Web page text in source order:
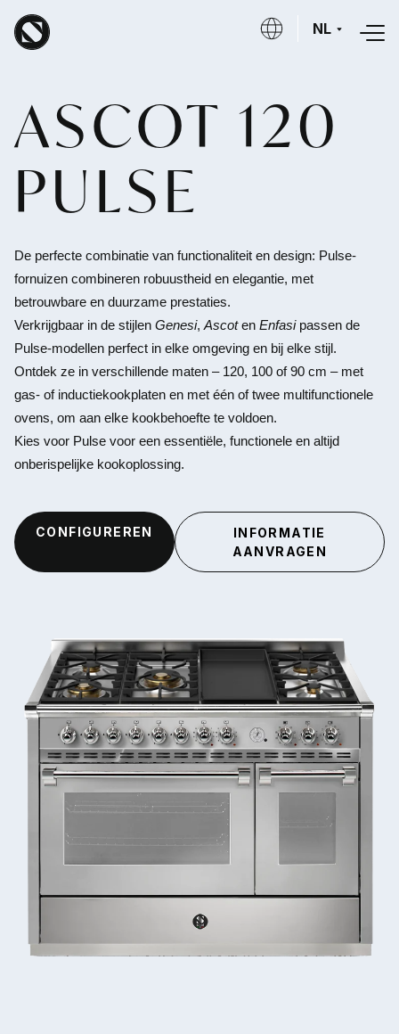
Overslaan en naar de inhoud gaan
NL
ASCOT 120
PULSE
De perfecte combinatie van functionaliteit en design: Pulse-
fornuizen combineren robuustheid en elegantie, met
betrouwbare en duurzame prestaties.
Verkrijgbaar in de stijlen Genesi, Ascoten Enfasipassen de
Pulse-modellen perfect in elke omgeving en bij elke stijl.
Ontdek ze in verschillende maten – 120, 100 of 90 cm – met
gas- of inductiekookplaten en met één of twee multifunctionele
ovens, om aan elke kookbehoefte te voldoen.
Kies voor Pulse voor een essentiële, functionele en altijd
onberispelijke kookoplossing.
CONFIGUREREN
INFORMATIE
AANVRAGEN